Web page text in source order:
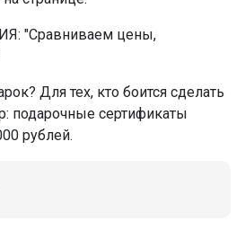
"Сравниваем цены,
Для тех, кто боится сделать
подарочные сертификаты
рублей.